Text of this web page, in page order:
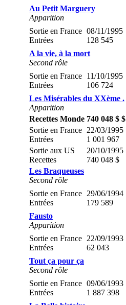
Au Petit Marguery
Apparition
Sortie en France
Entrées
08/11/1995
128 545
A la vie, à la mort
Second rôle
Sortie en France
Entrées
11/10/1995
106 724
Les Misérables du XXème .
Apparition
Recettes Monde 740 048 $ $
Sortie en France
Entrées
22/03/1995
1 001 967
Sortie aux US
Recettes
20/10/1995
740 048 $
Les Braqueuses
Second rôle
Sortie en France
Entrées
29/06/1994
179 589
Fausto
Apparition
Sortie en France
Entrées
22/09/1993
62 043
Tout ça pour ça
Second rôle
Sortie en France
Entrées
09/06/1993
1 887 398